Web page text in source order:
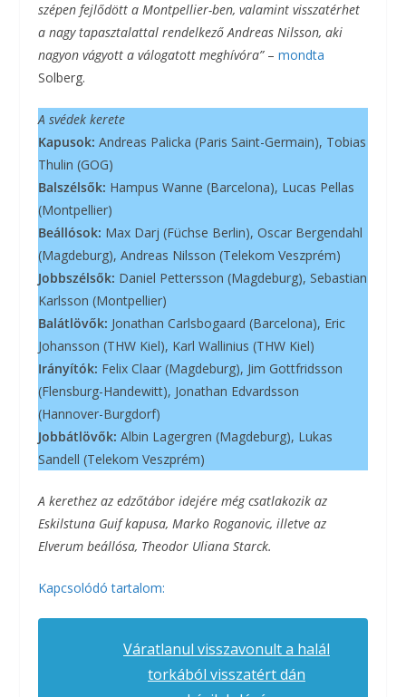
szépen fejlődött a Montpellier-ben, valamint visszatérhet
a nagy tapasztalattal rendelkező Andreas Nilsson, aki
nagyon vágyott a válogatott meghívóra”–mondta
Solberg.
A svédek kerete
Kapusok:Andreas Palicka (Paris Saint-Germain), Tobias
Thulin (GOG)
Balszélsők: Hampus Wanne (Barcelona), Lucas Pellas
(Montpellier)
Beállósok: Max Darj (Füchse Berlin), Oscar Bergendahl
(Magdeburg), Andreas Nilsson (Telekom Veszprém)
Jobbszélsők: Daniel Pettersson (Magdeburg), Sebastian
Karlsson (Montpellier)
Balátlövők: Jonathan Carlsbogaard (Barcelona), Eric
Johansson (THW Kiel), Karl Wallinius (THW Kiel)
Irányítók: Felix Claar (Magdeburg), Jim Gottfridsson
(Flensburg-Handewitt), Jonathan Edvardsson
(Hannover-Burgdorf)
Jobbátlövők: Albin Lagergren (Magdeburg), Lukas
Sandell (Telekom Veszprém)
A kerethez az edzőtábor idejére még csatlakozik az
Eskilstuna Guif kapusa, Marko Roganovic, illetve az
Elverum beállósa, Theodor Uliana Starck.
Kapcsolódó tartalom:
Váratlanul visszavonult a halál
torkából visszatért dán